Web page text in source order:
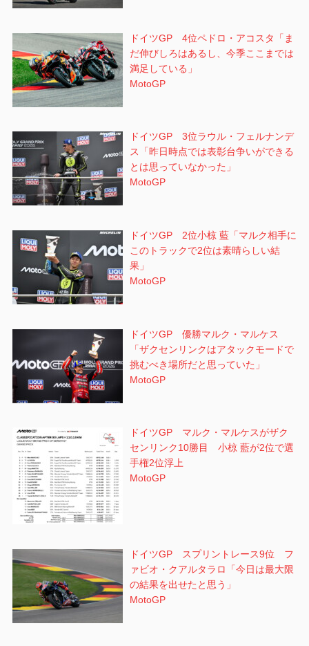
ドイツGP 4位ペドロ・アコスタ「ま
だ伸びしろはあるし、今季ここまでは
満足している」
MotoGP
ドイツGP 3位ラウル・フェルナンデ
ス「昨日時点では表彰台争いができる
とは思っていなかった」
MotoGP
ドイツGP 2位小椋 藍「マルク相手に
このトラックで2位は素晴らしい結
果」
MotoGP
ドイツGP 優勝マルク・マルケス
「ザクセンリンクはアタックモードで
挑むべき場所だと思っていた」
MotoGP
ドイツGP マルク・マルケスがザク
センリンク10勝目 小椋 藍が2位で選
手権2位浮上
MotoGP
ドイツGP スプリントレース9位 フ
ァビオ・クアルタラロ「今日は最大限
の結果を出せたと思う」
MotoGP